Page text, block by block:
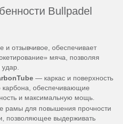
Bullpadel
и отзывчивое, обеспечивает
мяча, позволяя
— каркас и поверхность
карбона, обеспечивающие
и максимальную мощь.
рамы для повышения прочности
позволяющее выдерживать